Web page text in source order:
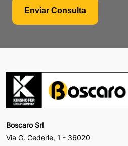
Boscaro Srl
Via G. Cederle, 1 - 36020